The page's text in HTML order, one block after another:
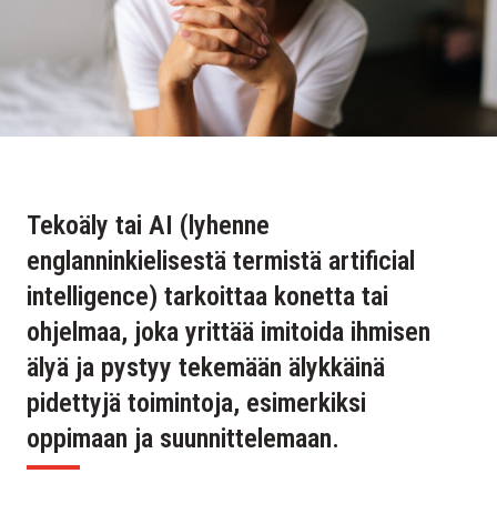
Tekoäly tai AI (lyhenne
englanninkielisestä termistä artificial
intelligence) tarkoittaa konetta tai
ohjelmaa, joka yrittää imitoida ihmisen
älyä ja pystyy tekemään älykkäinä
pidettyjä toimintoja, esimerkiksi
oppimaan ja suunnittelemaan.